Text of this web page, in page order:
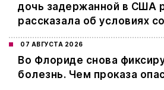
дочь задержанной в США
рассказала об условиях
07 АВГУСТА 2026
Во Флориде снова
болезнь. Чем проказа